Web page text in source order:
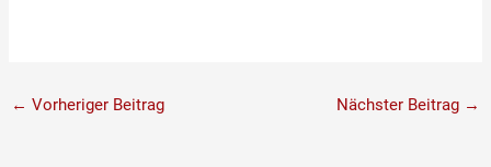
← Vorheriger Beitrag Nächster Beitrag →